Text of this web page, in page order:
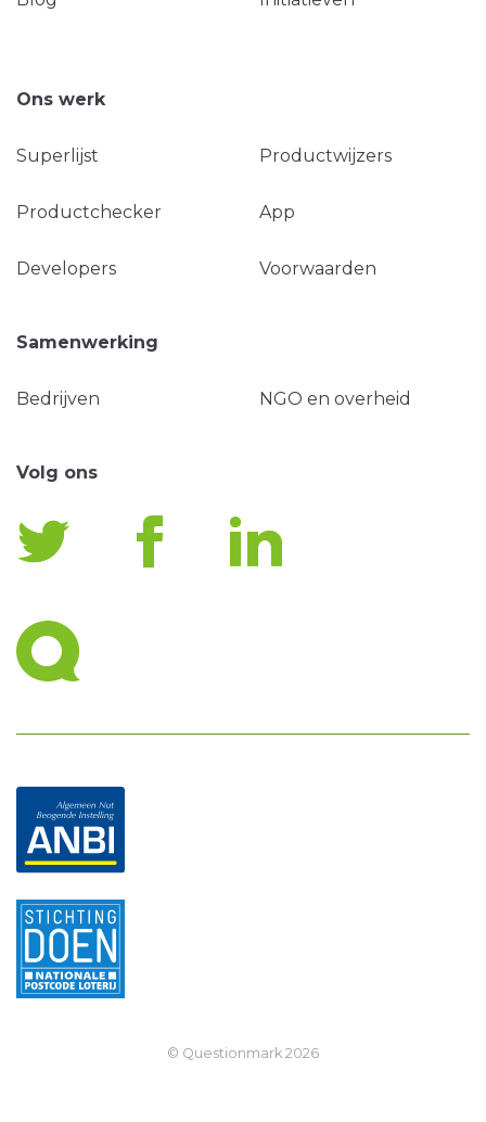
Ons werk
Superlijst Productwijzers
Productchecker App
Developers Voorwaarden
Samenwerking
Bedrijven NGO en overheid
Volg ons
© Questionmark 2026